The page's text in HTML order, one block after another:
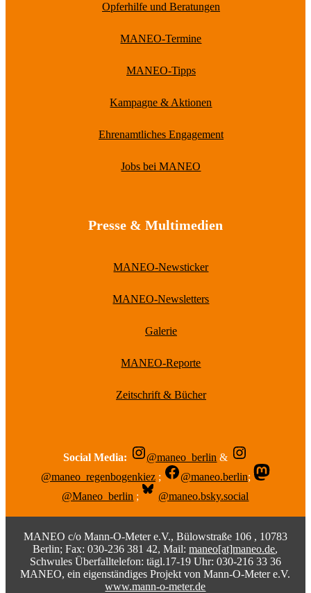
Opferhilfe und Beratungen
MANEO-Termine
MANEO-Tipps
Kampagne & Aktionen
Ehrenamtliches Engagement
Jobs bei MANEO
Presse & Multimedien
MANEO-Newsticker
MANEO-Newsletters
Galerie
MANEO-Reporte
Zeitschrift & Bücher
Social Media: @maneo_berlin &
@maneo_regenbogenkiez ; @maneo.berlin;
@Maneo_berlin ; @maneo.bsky.social
MANEO c/o Mann-O-Meter e.V., Bülowstraße 106 , 10783
Berlin; Fax: 030-236 381 42, Mail:maneo[at]maneo.de,
Schwules Überfalltelefon: tägl.17-19 Uhr: 030-216 33 36
MANEO, ein eigenständiges Projekt von Mann-O-Meter e.V.
www.mann-o-meter.de